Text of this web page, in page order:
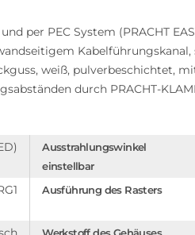
per PEC System (PRACHT
Kabelführungskanal,
weiß, pulverbeschichtet,
durch PRACHT-
Ausstrahlungswinkel
einstellbar
Ausführung des Rasters